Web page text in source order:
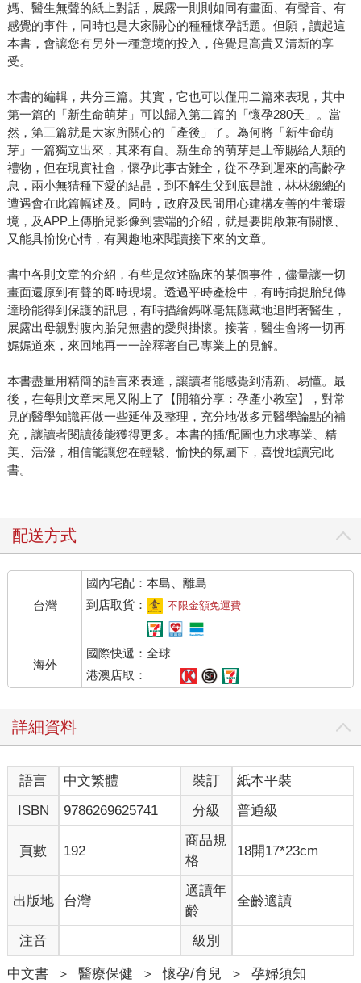
媽、醫生無聲的紙上對話，展露一則則如同有畫面、有聲音、有
感覺的事件，同時也是大家關心的種種懷孕話題。但願，讀起這
本書，會讓您有另外一種意境的投入，倍覺是高貴又清新的享
受。
本書的編輯，共分三篇。其實，它也可以僅用二篇來表現，其中
第一篇的「新生命萌芽」可以歸入第二篇的「懷孕280天」。當
然，第三篇就是大家所關心的「產後」了。為何將「新生命萌
芽」一篇獨立出來，其來有自。新生命的萌芽是上帝賜給人類的
禮物，但在現實社會，懷孕此事古難全，從不孕到遲來的高齡孕
息，兩小無猜種下愛的結晶，到不解生父到底是誰，林林總總的
遭遇會在此篇幅述及。同時，政府及民間用心建構友善的生養環
境，及APP上傳胎兒影像到雲端的介紹，就是要開啟兼有關懷、
又能具愉悅心情，有興趣地來閱讀接下來的文章。
書中各則文章的介紹，有些是敘述臨床的某個事件，儘量讓一切
畫面還原到有聲的即時現場。透過平時產檢中，有時捕捉胎兒傳
達盼能得到保護的訊息，有時描繪媽咪毫無隱藏地追問著醫生，
展露出母親對腹內胎兒無盡的愛與掛懷。接著，醫生會將一切再
娓娓道來，來回地再一一詮釋著自己專業上的見解。
本書盡量用精簡的語言來表達，讓讀者能感覺到清新、易懂。最
後，在每則文章末尾又附上了【開箱分享：孕產小教室】，對常
見的醫學知識再做一些延伸及整理，充分地做多元醫學論點的補
充，讓讀者閱讀後能獲得更多。本書的插/配圖也力求專業、精
美、活潑，相信能讓您在輕鬆、愉快的氛圍下，喜悅地讀完此
書。
配送方式
台灣
國內宅配：本島、離島
到店取貨：
不限金額免運費
海外
國際快遞：全球
港澳店取：
詳細資料
語言 中文繁體 裝訂
紙本平裝
ISBN
9786269625741 分級 普通級
頁數 192
商品規
格
18開17*23cm
出版地 台灣
適讀年
齡
全齡適讀
注音 級別
中文書 ＞ 醫療保健 ＞ 懷孕/育兒 ＞ 孕婦須知